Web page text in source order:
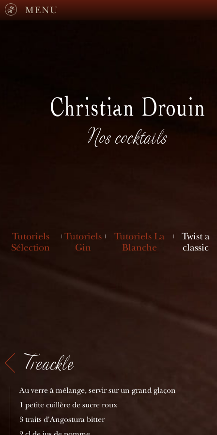
MENU
Nos cocktails
Tutoriels
Sélection
Tutoriels
Gin
Tutoriels La
Blanche
Twist a
classic
Treackle
Au verre à mélange, servir sur un grand glaçon
1 petite cuillère de sucre roux
3 traits d'Angostura bitter